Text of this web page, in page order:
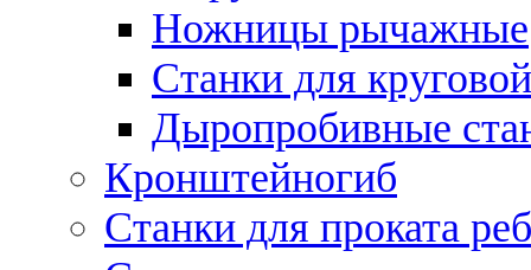
Ножницы рычажные
Станки для
Дыропробивные
Кронштейногиб
Станки для проката